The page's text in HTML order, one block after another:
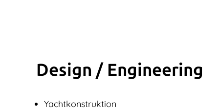
Design / Engine­ering
Yachtkonstruktion